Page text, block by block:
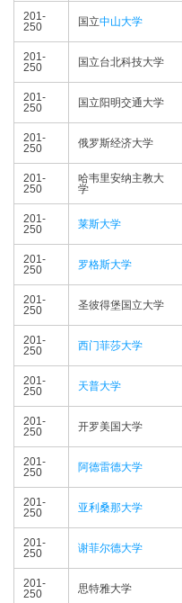
201-
250
国立中山大学
201-
250
国立台北科技大学
201-
250
国立阳明交通大学
201-
250
俄罗斯经济大学
201-
250
哈韦里安纳主教大
学
201-
250
莱斯大学
201-
250
罗格斯大学
201-
250
圣彼得堡国立大学
201-
250
西门菲莎大学
201-
250
天普大学
201-
250
开罗美国大学
201-
250
阿德雷德大学
201-
250
亚利桑那大学
201-
250
谢菲尔德大学
201-
250
思特雅大学